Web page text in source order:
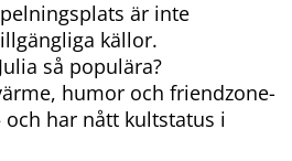
är inte
källor.
så populära?
humor och friendzone-
har nått kultstatus i